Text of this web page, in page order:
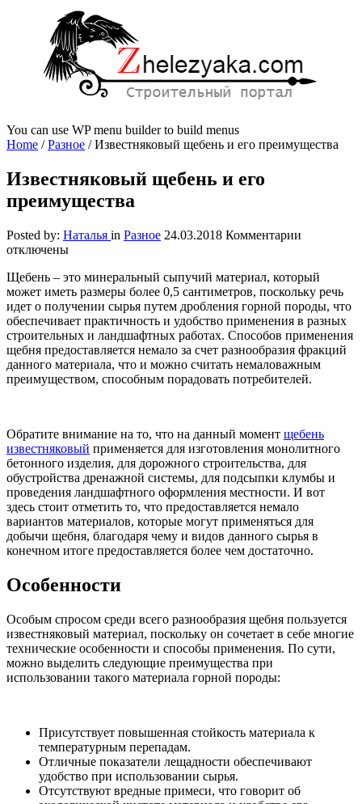
You can use WP menu builder to build menus
Home /Разное /Известняковый щебень и его преимущества
Известняковый щебень и его
преимущества
Posted by: Наталья in Разное 24.03.2018 Комментарии
щебень
и
его
отключены
Щебень – это минеральный сыпучий материал, который
может иметь размеры более 0,5 сантиметров, поскольку речь
идет о получении сырья путем дробления горной породы, что
обеспечивает практичность и удобство применения в разных
строительных и ландшафтных работах. Способов применения
щебня предоставляется немало за счет разнообразия фракций
данного материала, что и можно считать немаловажным
преимуществом, способным порадовать потребителей.
Обратите внимание на то, что на данный момент щебень
известняковый применяется для изготовления монолитного
бетонного изделия, для дорожного строительства, для
обустройства дренажной системы, для подсыпки клумбы и
проведения ландшафтного оформления местности. И вот
здесь стоит отметить то, что предоставляется немало
вариантов материалов, которые могут применяться для
добычи щебня, благодаря чему и видов данного сырья в
конечном итоге предоставляется более чем достаточно.
Особенности
Особым спросом среди всего разнообразия щебня пользуется
известняковый материал, поскольку он сочетает в себе многие
технические особенности и способы применения. По сути,
можно выделить следующие преимущества при
использовании такого материала горной породы:
Присутствует повышенная стойкость материала к
температурным перепадам.
Отличные показатели лещадности обеспечивают
удобство при использовании сырья.
Отсутствуют вредные примеси, что говорит об